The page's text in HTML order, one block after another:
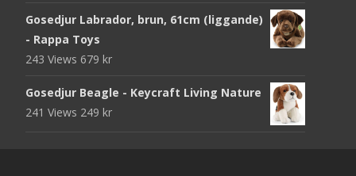
Gosedjur Labrador, brun, 61cm (liggande)
- Rappa Toys
243 Views 679 kr
Gosedjur Beagle - Keycraft Living Nature
241 Views 249 kr